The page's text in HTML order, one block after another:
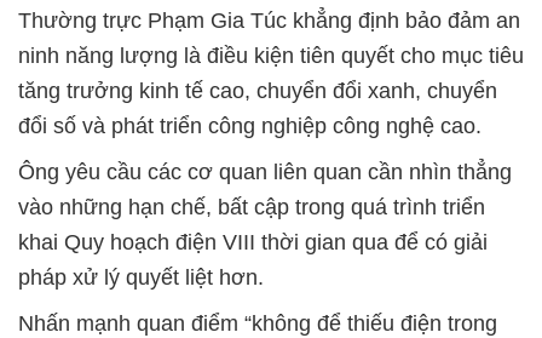
Thường trực Phạm Gia Túc khẳng định bảo đảm an
ninh năng lượng là điều kiện tiên quyết cho mục tiêu
tăng trưởng kinh tế cao, chuyển đổi xanh, chuyển
đổi số và phát triển công nghiệp công nghệ cao.
Ông yêu cầu các cơ quan liên quan cần nhìn thẳng
vào những hạn chế, bất cập trong quá trình triển
khai Quy hoạch điện VIII thời gian qua để có giải
pháp xử lý quyết liệt hơn.
Nhấn mạnh quan điểm “không để thiếu điện trong